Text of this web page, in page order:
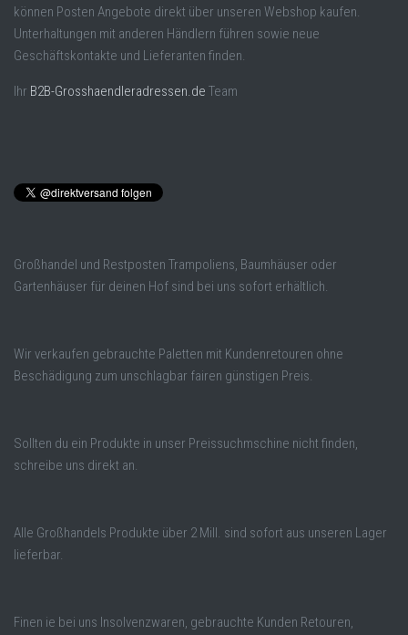
können Posten Angebote direkt über unseren Webshop kaufen.
Unterhaltungen mit anderen Händlern führen sowie neue
Geschäftskontakte und Lieferanten finden.
Ihr B2B-Grosshaendleradressen.de Team
Großhandel und Restposten Trampoliens, Baumhäuser oder
Gartenhäuser für deinen Hof sind bei uns sofort erhältlich.
Wir verkaufen gebrauchte Paletten mit Kundenretouren ohne
Beschädigung zum unschlagbar fairen günstigen Preis.
Sollten du ein Produkte in unser Preissuchmschine nicht finden,
schreibe uns direkt an.
Alle Großhandels Produkte über 2 Mill. sind sofort aus unseren Lager
lieferbar.
Finen ie bei uns Insolvenzwaren, gebrauchte Kunden Retouren,